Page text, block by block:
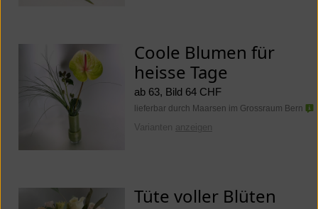
Coole Blumen für
heisse Tage
ab 63, Bild 64 CHF
lieferbar durch Maarsen im Grossraum Bern
Varianten anzeigen
Tüte voller Blüten